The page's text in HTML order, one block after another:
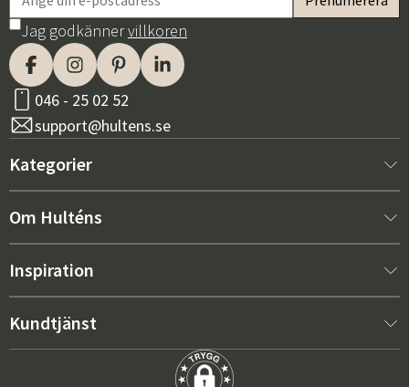
Jag godkännervillkoren
046 - 25 02 52
support@hultens.se
Kategorier
Nytt hos oss
Inredning
Utemöbler
Om Hulténs
Om Hulténs
Säljavdelning
Inspiration
Bästsäljare
Trendspaning: Utemöbler 2026
Kundtjänst